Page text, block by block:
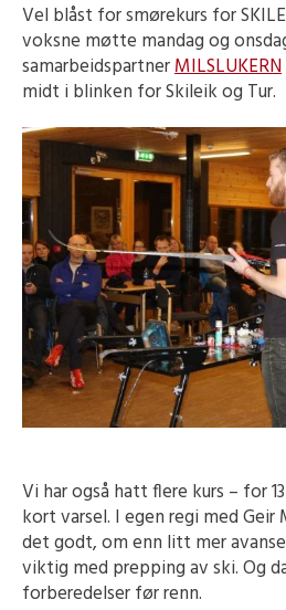
Vel blåst for smørekurs for
voksne møtte mandag og
samarbeidspartnerMILSLUKERN
midt i blinken for Skileik og Tur.
Vi har også hatt flere kurs – for
kort varsel. I egen regi med Geir
det godt, om enn litt mer
viktig med prepping av ski. Og
forberedelser før renn.